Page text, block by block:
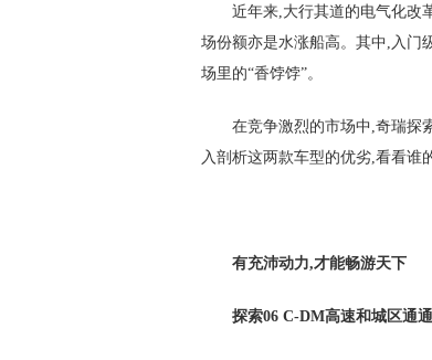
近年来,大行其道的电气化改
场份额亦是水涨船高。其中,入门
场里的“香饽饽”。
在竞争激烈的市场中,奇瑞探
入剖析这两款车型的优劣,看看谁
有充沛动力,才能畅游天下
探索06 C-DM高速和城区通